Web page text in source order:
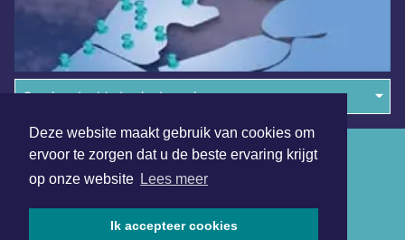
Deze website maakt gebruik van cookies om
ervoor te zorgen dat u de beste ervaring krijgt
op onze website Lees meer
Ik accepteer cookies
Overige dagbladen in de regio
Algemene voorwaarden
Disclaimer